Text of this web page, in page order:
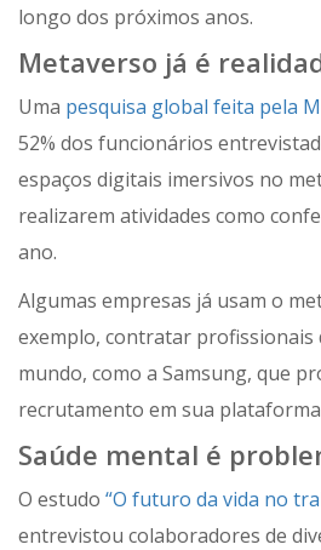
longo dos próximos anos.
Metaverso já é
Uma pesquisa global feita pela
52% dos funcionários
espaços digitais imersivos no
realizarem atividades como
ano.
Algumas empresas já usam o
exemplo, contratar profissionais
mundo, como a Samsung, que
recrutamento em sua
Saúde mental é
O estudo “O futuro da vida no
entrevistou colaboradores de